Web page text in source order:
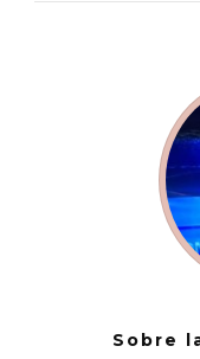
Sobre